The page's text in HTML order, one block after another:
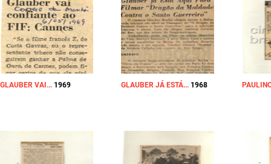
GLAUBER VAI... 1969 GLAUBER JÁ ESTÁ... 1968